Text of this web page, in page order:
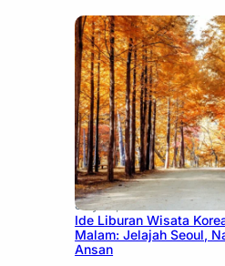
July 15, 2026
Ide Liburan Wisata
Malam: Jelajah Seoul,
Ansan